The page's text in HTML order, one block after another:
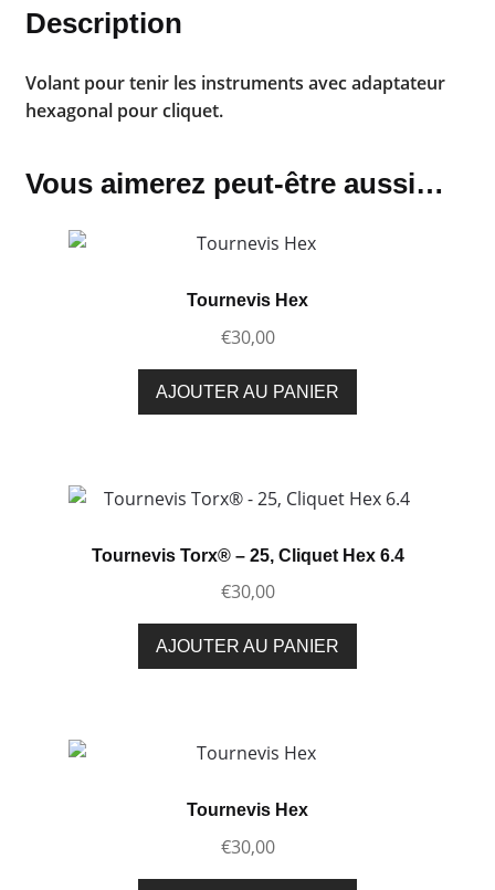
Description
Volant pour tenir les instruments avec adaptateur
hexagonal pour cliquet.
Vous aimerez peut-être aussi…
Tournevis Hex
€30,00
AJOUTER AU PANIER
Tournevis Torx® – 25, Cliquet Hex 6.4
€30,00
AJOUTER AU PANIER
Tournevis Hex
€30,00